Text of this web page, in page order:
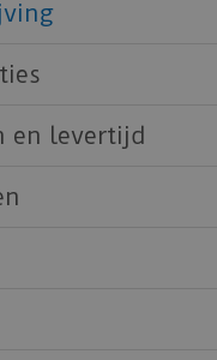
en levertijd